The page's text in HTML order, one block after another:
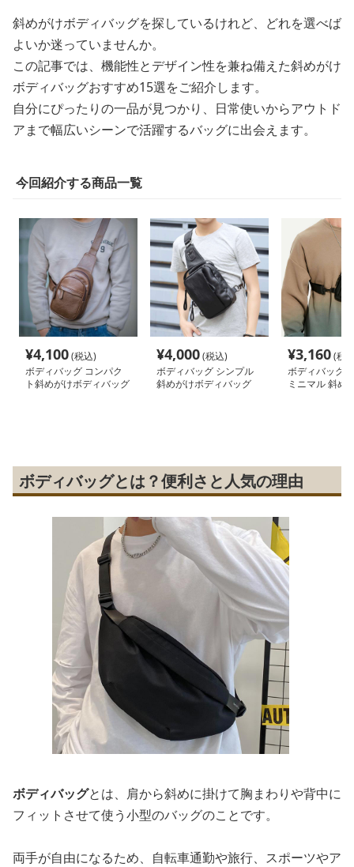
斜めがけボディバッグを探しているけれど、どれを選べば
よいか迷っていませんか。
この記事では、機能性とデザイン性を兼ね備えた斜めがけ
ボディバッグおすすめ15選をご紹介します。
自分にぴったりの一品が見つかり、日常使いからアウトド
アまで幅広いシーンで活躍するバッグに出会えます。
今回紹介する商品一覧
¥4,100(税込)
ボディバッグ コンパク
ト斜めがけボディバッグ
¥4,000(税込)
ボディバッグ シンプル
斜めがけボディバッグ
¥3,160(税
ボディバッグ
ミニマル 斜め
ボディバッグとは？便利さと人気の理由
ボディバッグとは、肩から斜めに掛けて胸まわりや背中に
フィットさせて使う小型のバッグのことです。
両手が自由になるため、自転車通勤や旅行、スポーツやア